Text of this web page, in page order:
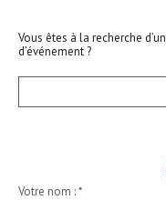
Vous êtes à la recherche
d’événement ?
Votre nom :*